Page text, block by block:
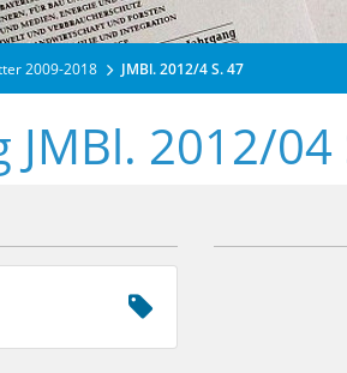
2009-2018 JMBl. 2012/4 S. 47
2012/